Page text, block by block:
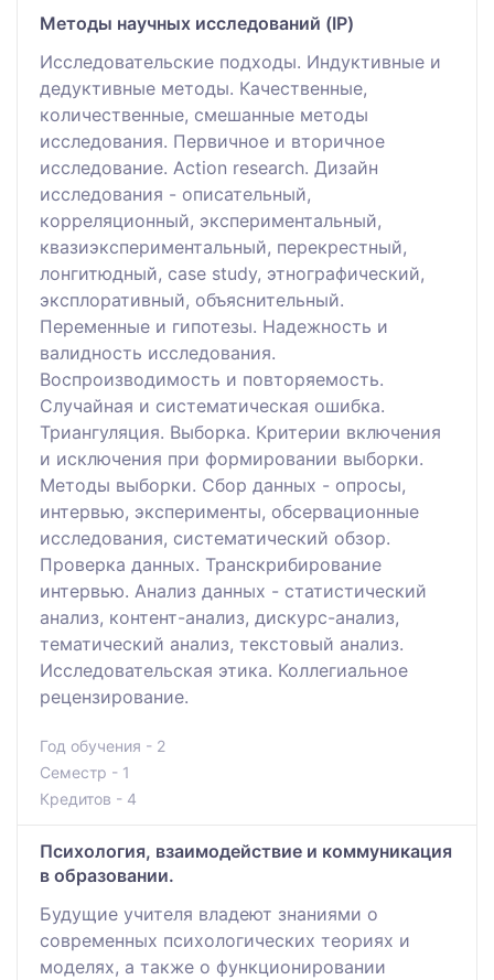
Методы научных исследований (IP)
Исследовательские подходы. Индуктивные и
дедуктивные методы. Качественные,
количественные, смешанные методы
исследования. Первичное и вторичное
исследование. Action research. Дизайн
исследования - описательный,
корреляционный, экспериментальный,
квазиэкспериментальный, перекрестный,
лонгитюдный, case study, этнографический,
эксплоративный, объяснительный.
Переменные и гипотезы. Надежность и
валидность исследования.
Воспроизводимость и повторяемость.
Случайная и систематическая ошибка.
Триангуляция. Выборка. Критерии включения
и исключения при формировании выборки.
Методы выборки. Сбор данных - опросы,
интервью, эксперименты, обсервационные
исследования, систематический обзор.
Проверка данных. Транскрибирование
интервью. Анализ данных - статистический
анализ, контент-анализ, дискурс-анализ,
тематический анализ, текстовый анализ.
Исследовательская этика. Коллегиальное
рецензирование.
Год обучения - 2
Семестр - 1
Кредитов - 4
Психология, взаимодействие и коммуникация
в образовании.
Будущие учителя владеют знаниями о
современных психологических теориях и
моделях, а также о функционировании